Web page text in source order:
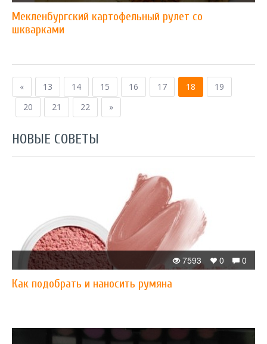
Мекленбургский картофельный рулет со
шкварками
« 13 14 15 16 17 18
19
20
21 22 »
НОВЫЕ СОВЕТЫ
0
0
7593
Как подобрать и наносить румяна